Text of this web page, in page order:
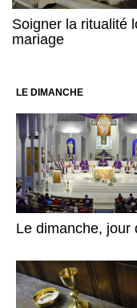
Soigner la ritualité
mariage
LE DIMANCHE
Le dimanche, jour